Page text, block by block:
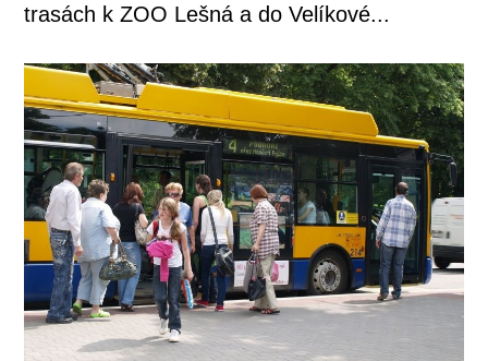
trasách k ZOO Lešná a do Velíkové...